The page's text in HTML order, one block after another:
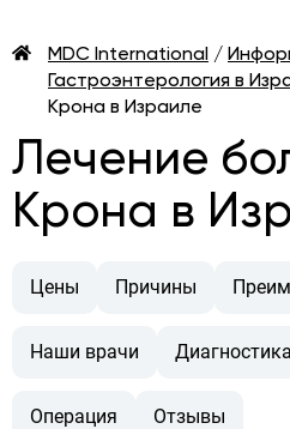
MDC International /
Гастроэнтерология в
Крона в Израиле
Лечение
Крона в
Цены Причины
Наши врачи Диагностика
Операция Отзывы